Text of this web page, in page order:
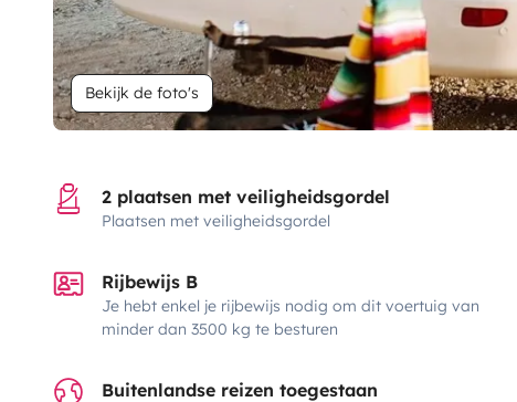
Bekijk de foto's
2 plaatsen met veiligheidsgordel
Plaatsen met veiligheidsgordel
Rijbewijs B
Je hebt enkel je rijbewijs nodig om dit voertuig van
minder dan 3500 kg te besturen
Buitenlandse reizen toegestaan